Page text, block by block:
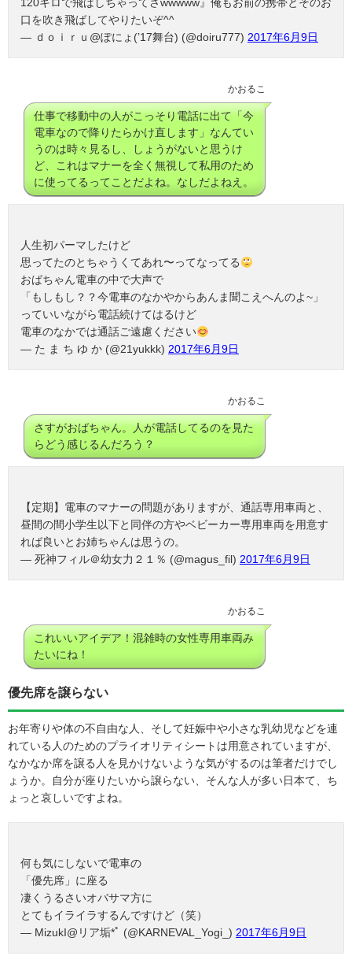
口を吹き飛ばしてやりたいぞ^^
— ｄｏｉｒｕ@ぽにょ(’17舞台) (@doiru777) 2017年6月9日
かおるこ
仕事で移動中の人がこっそり電話に出て「今
電車なので降りたらかけ直します」なんてい
うのは時々見るし、しょうがないと思うけ
ど、これはマナーを全く無視して私用のため
に使ってるってことだよね。なしだよねえ。
人生初パーマしたけど
思ってたのとちゃうくてあれ〜ってなってる
おばちゃん電車の中で大声で
「もしもし？？今電車のなかやからあんま聞こえへんのよ~」
っていいながら電話続けてはるけど
電車のなかでは通話ご遠慮ください
— た ま ち ゆ か (@21yukkk) 2017年6月9日
かおるこ
さすがおばちゃん。人が電話してるのを見た
らどう感じるんだろう？
【定期】電車のマナーの問題がありますが、通話専用車両と、
昼間の間小学生以下と同伴の方やベビーカー専用車両を用意す
れば良いとお姉ちゃんは思うの。
— 死神フィル＠幼女力２１％ (@magus_fil) 2017年6月9日
かおるこ
これいいアイデア！混雑時の女性専用車両み
たいにね！
優先席を譲らない
お年寄りや体の不自由な人、そして妊娠中や小さな乳幼児などを連
れている人のためのプライオリティシートは用意されていますが、
なかなか席を譲る人を見かけないような気がするのは筆者だけでし
ょうか。自分が座りたいから譲らない、そんな人が多い日本て、ち
ょっと哀しいですよね。
何も気にしないで電車の
「優先席」に座る
凄くうるさいオバサマ方に
とてもイライラするんですけど（笑）
— MizukI@リア垢*ﾟ (@KARNEVAL_Yogi_) 2017年6月9日